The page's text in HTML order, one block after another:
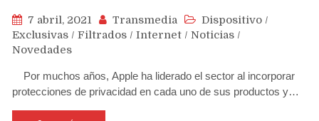
7 abril, 2021 Transmedia Dispositivo /
Exclusivas / Filtrados / Internet / Noticias /
Novedades
Por muchos años, Apple ha liderado el sector al incorporar
protecciones de privacidad en cada uno de sus productos y…